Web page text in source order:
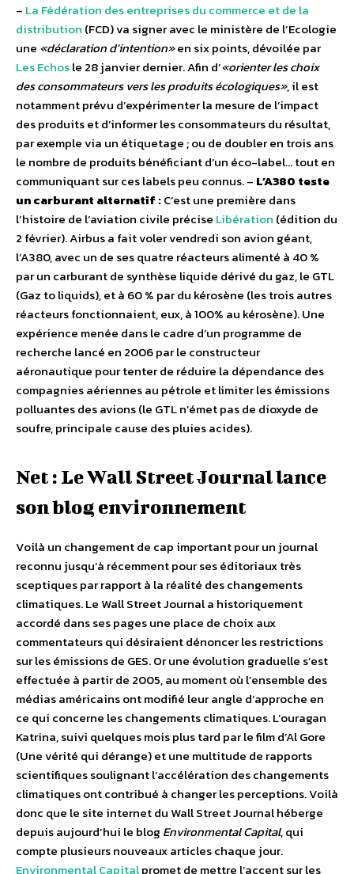
– La Fédération des entreprises du commerce et de la
distribution (FCD) va signer avec le ministère de l’Ecologie
une «déclaration d’intention»en six points, dévoilée par
Les Echosle 28 janvier dernier. Afin d’«orienter les choix
des consommateurs vers les produits écologiques», il est
notamment prévu d’expérimenter la mesure de l’impact
des produits et d’informer les consommateurs du résultat,
par exemple via un étiquetage ; ou de doubler en trois ans
le nombre de produits bénéficiant d’un éco-label… tout en
communiquant sur ces labels peu connus. – L’A380 teste
un carburant alternatif :C’est une première dans
l’histoire de l’aviation civile précise Libération (édition du
2 février). Airbus a fait voler vendredi son avion géant,
l’A380, avec un de ses quatre réacteurs alimenté à 40 %
par un carburant de synthèse liquide dérivé du gaz, le GTL
(Gaz to liquids), et à 60 % par du kérosène (les trois autres
réacteurs fonctionnaient, eux, à 100% au kérosène). Une
expérience menée dans le cadre d’un programme de
recherche lancé en 2006 par le constructeur
aéronautique pour tenter de réduire la dépendance des
compagnies aériennes au pétrole et limiter les émissions
polluantes des avions (le GTL n’émet pas de dioxyde de
soufre, principale cause des pluies acides).
Net : Le Wall Street Journal lance
son blog environnement
Voilà un changement de cap important pour un journal
reconnu jusqu’à récemment pour ses éditoriaux très
sceptiques par rapport à la réalité des changements
climatiques. Le Wall Street Journal a historiquement
accordé dans ses pages une place de choix aux
commentateurs qui désiraient dénoncer les restrictions
sur les émissions de GES. Or une évolution graduelle s’est
effectuée à partir de 2005, au moment où l’ensemble des
médias américains ont modifié leur angle d’approche en
ce qui concerne les changements climatiques. L’ouragan
Katrina, suivi quelques mois plus tard par le film d’Al Gore
(Une vérité qui dérange) et une multitude de rapports
scientifiques soulignant l’accélération des changements
climatiques ont contribué à changer les perceptions. Voilà
donc que le site internet du Wall Street Journal héberge
depuis aujourd’hui le blog Environmental Capital, qui
compte plusieurs nouveaux articles chaque jour.
Environmental Capitalpromet de mettre l’accent sur les